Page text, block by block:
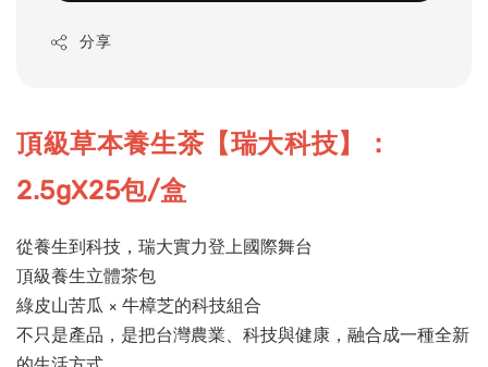
分享
頂級草本養生茶【瑞大科技】：
2.5gX25包/盒
從養生到科技，瑞大實力登上國際舞台
頂級養生立體茶包
綠皮山苦瓜 × 牛樟芝的科技組合
不只是產品，是把台灣農業、科技與健康，融合成一種全新